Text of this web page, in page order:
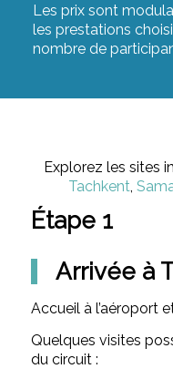
Les prix sont
les prestations
nombre de
Explorez les sites
Tachkent ,
Étape 1
Arrivée à
Accueil à l’aéroport
Quelques visites
du circuit :